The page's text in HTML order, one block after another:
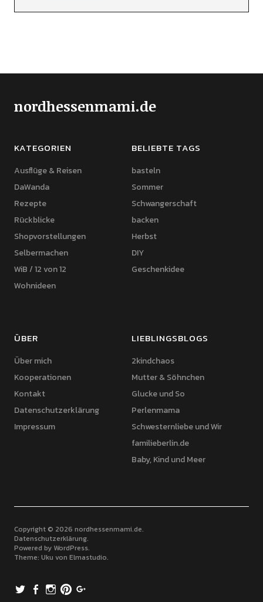
nordhessenmami.de
KATEGORIEN
Ausflüge & Reisen
DaWanda
Rezepte
Rückblicke
Shopvorstellungen
Selbermachen
WiB / 12 von 12
Wohnideen
BELIEBTE TAGS
basteln
Sommer
Schwangerschaft
backen
Herbst
DIY
Geschenkidee
ÜBER
Über mich
Kooperationen
Kontakt
Datenschutzerklärung
Impressum
LIEBLINGSBLOGS
2kindchaos
Mutter & Söhnchen
Glucke und So
Perlenmama
Schwesternliebe und Wir
familieberlin.de
Baby, Kind und Meer
Copyright © 2026 nordhessenmami.de
Datenschutzerklärung
Powered by WordPress
Theme: Uku von Elmastudio